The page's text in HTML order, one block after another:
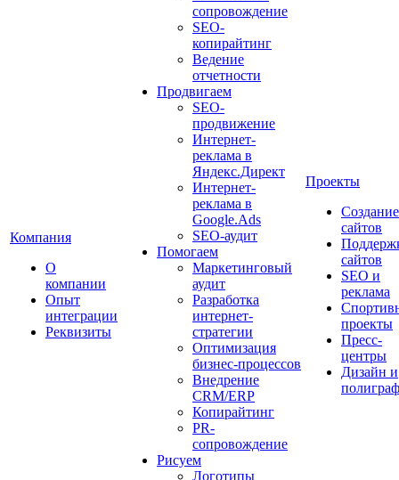
Компания
О
компании
Опыт
интеграции
Реквизиты
сопровождение
SEO-
копирайтинг
Ведение
отчетности
Продвигаем
SEO-
продвижение
Интернет-
реклама в
Яндекс.Директ
Интернет-
реклама в
Google.Ads
SEO-аудит
Помогаем
Маркетинговый
аудит
Разработка
интернет-
стратегии
Оптимизация
бизнес-процессов
Внедрение
CRM/ERP
Копирайтинг
PR-
сопровождение
Рисуем
Логотипы
Проекты
Создание
сайтов
сайтов
SEO и
реклама
проекты
Пресс-
центры
Дизайн и